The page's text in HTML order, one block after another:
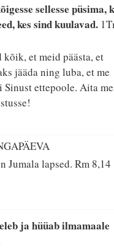
sellesse püsima,
kes sind kuulavad.
kõik, et meid päästa, et
jääda ning luba, et me
ettepoole. Aita
Jumala lapsed.Rm 8,14
ja hüüab ilmamaale